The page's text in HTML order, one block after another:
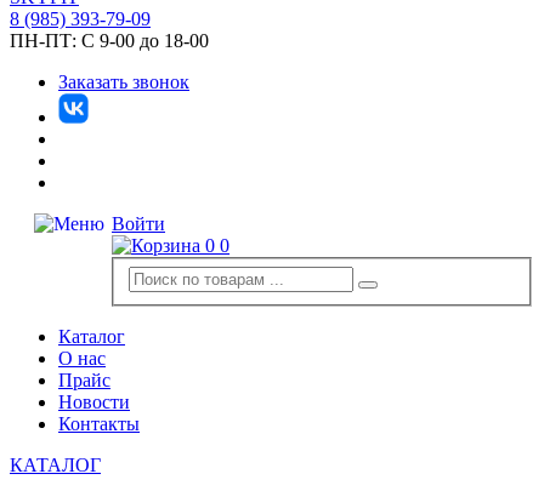
8 (985) 393-79-09
ПН-ПТ: С 9-00 до 18-00
Заказать звонок
Войти
0 0
Каталог
О нас
Прайс
Новости
Контакты
КАТАЛОГ